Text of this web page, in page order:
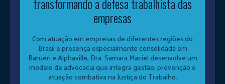
empresas
Com atuação em empresas de diferentes regiões do
Brasil e presença especialmente consolidada em
Barueri e Alphaville, Dra. Samara Maciel desenvolve um
modelo de advocacia que integra gestão, prevenção e
atuação combativa na Justiça do Trabalho.